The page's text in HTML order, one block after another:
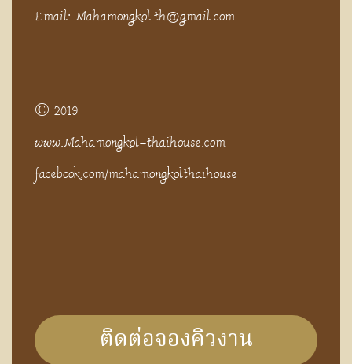
Email: Mahamongkol.th@gmail.com
© 2019
www.Mahamongkol-thaihouse.com
facebook.com/mahamongkolthaihouse
ติดต่อจองคิวงาน